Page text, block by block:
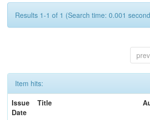
Results 1-1 of 1 (Search time: 0.001
Item hits:
Issue
Date
Title